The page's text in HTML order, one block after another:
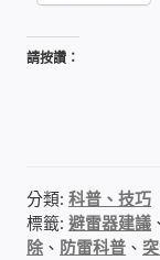
鎧鋒企業
監視器
請按讚：
分類:科普、技巧
標籤:避雷器建議
除 、 防雷科普 、